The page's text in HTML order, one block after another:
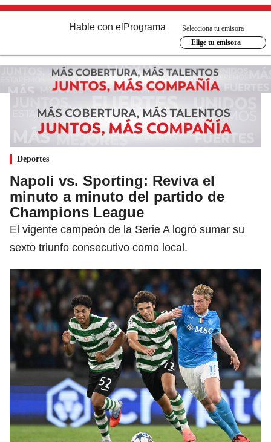
Hable con el Programa
Selecciona tu emisora
Elige tu emisora
Deportes
Napoli vs. Sporting: Reviva el
minuto a minuto del partido de
Champions League
El vigente campeón de la Serie A logró sumar su
sexto triunfo consecutivo como local.